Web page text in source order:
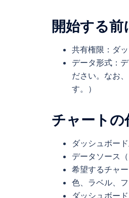
開始する前
共有権限：ダ
データ形式：
ださい。なお
す。）
チャートの
ダッシュボー
データソース
希望するチャ
色、ラベル、
ダッシュボー